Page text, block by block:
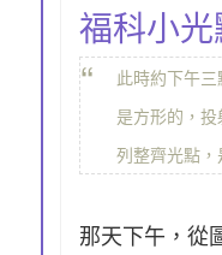
福科小
“
此時約下午
是方形的，
列整齊光點
那天下午，從